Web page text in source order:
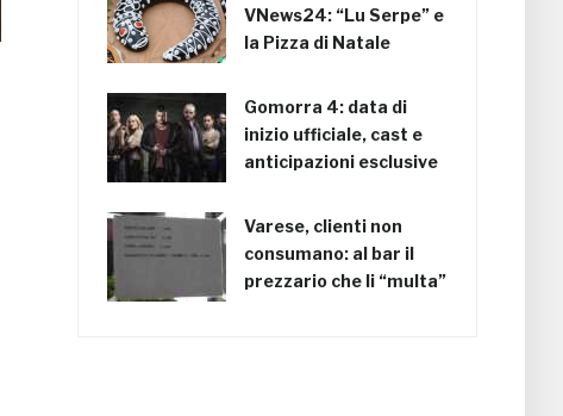
VNews24: “Lu Serpe” e
la Pizza di Natale
Gomorra 4: data di
inizio ufficiale, cast e
anticipazioni esclusive
Varese, clienti non
consumano: al bar il
prezzario che li “multa”